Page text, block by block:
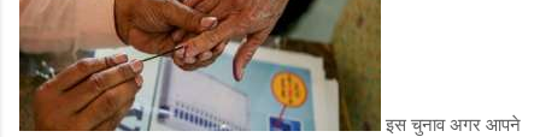
इस चुनाव अगर आपने